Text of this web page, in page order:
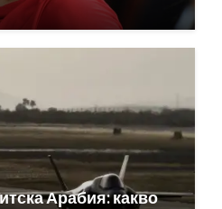
Арабия: какво